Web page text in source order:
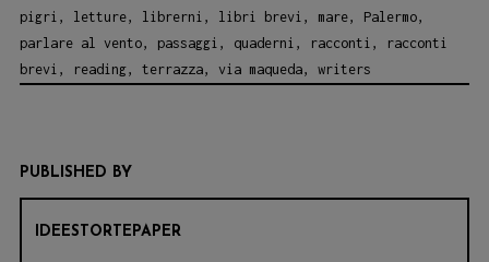
pigri , letture, librerni , libri brevi , mare, Palermo,
parlare al vento, passaggi , quaderni , racconti ,
racconti
brevi , reading, terrazza, via maqueda, writers
PUBLISHED BY
IDEESTORTEPAPER